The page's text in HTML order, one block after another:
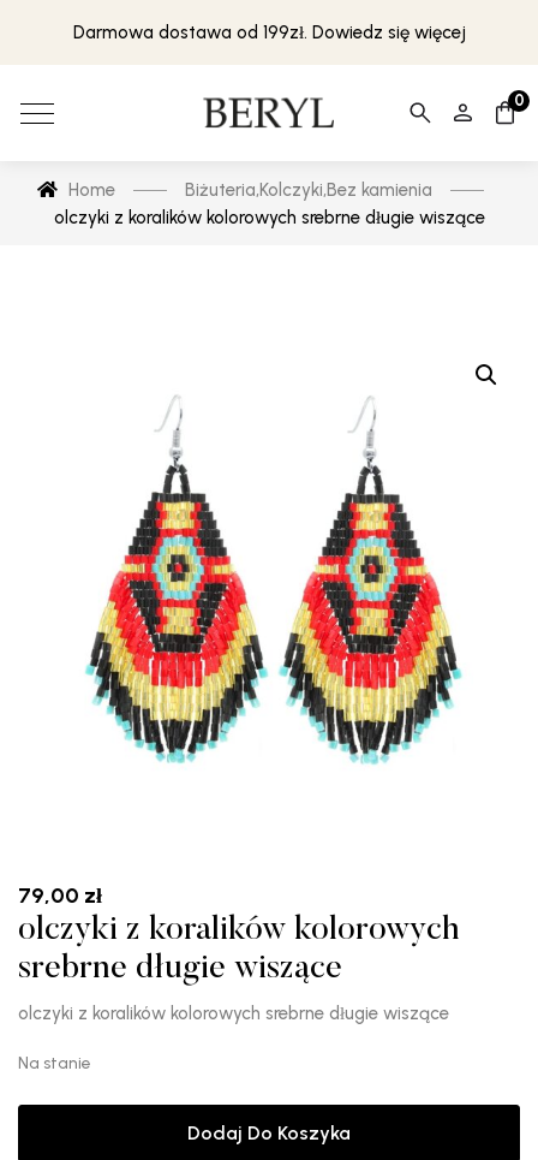
Darmowa dostawa od 199zł. Dowiedz się więcej
0
Home Biżuteria,Kolczyki,Bez kamienia
olczyki z koralików kolorowych srebrne długie wiszące
79,00 zł
olczyki z koralików kolorowych
srebrne długie wiszące
olczyki z koralików kolorowych srebrne długie wiszące
Na stanie
Dodaj Do Koszyka